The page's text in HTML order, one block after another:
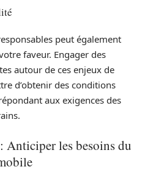
peut également
faveur. Engager des
autour de ces enjeux de
d’obtenir des conditions
aux exigences des
Anticiper les besoins du